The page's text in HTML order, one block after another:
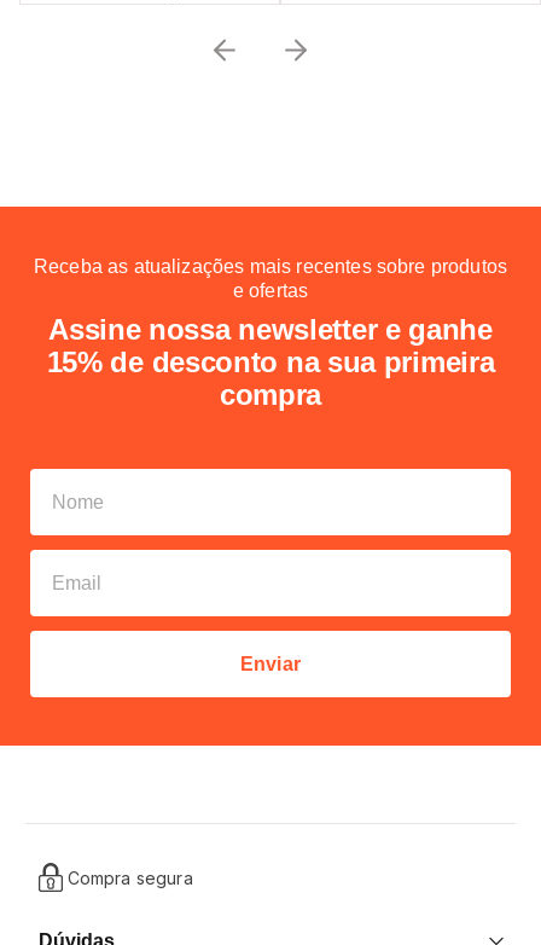
Receba as atualizações mais recentes sobre produtos
e ofertas
Assine nossa newsletter e ganhe
15% de desconto na sua primeira
compra
Enviar
Compra segura
Dúvidas